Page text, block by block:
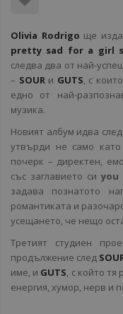
Olivia Rodrigo ще
pretty sad for a girl
следва два от най-
– SOUR и GUTS, с
едно от най-
музика.
Новият албум идва
утвърди не само
почерк – директен,
със заглавието си you
задава познатото
романтиката и
усещането, че нещо
Третият студиен
продължение след
име, и GUTS, с който
енергия, хумор, нерв и